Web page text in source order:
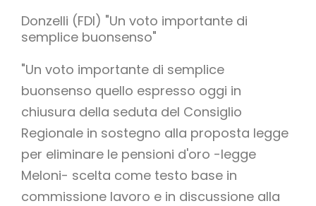
Donzelli (FDI) "Un voto importante di
semplice buonsenso"
"Un voto importante di semplice
buonsenso quello espresso oggi in
chiusura della seduta del Consiglio
Regionale in sostegno alla proposta legge
per eliminare le pensioni d'oro -legge
Meloni- scelta come testo base in
commissione lavoro e in discussione alla